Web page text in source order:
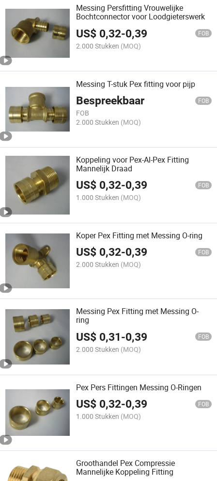
Messing Persfitting Vrouwelijke
Bochtconnector voor Loodgieterswerk
US$ 0,32-0,39 FOB
2.000 Stukken (MOQ)
Messing T-stuk Pex fitting voor pijp
Bespreekbaar FOB
FOB
2.000 Stukken (MOQ)
Koppeling voor Pex-Al-Pex Fitting
Mannelijk Draad
US$ 0,32-0,39 FOB
1.000 Stukken (MOQ)
Koper Pex Fitting met Messing O-ring
US$ 0,32-0,39 FOB
2.000 Stukken (MOQ)
Messing Pex Fitting met Messing O-
ring
US$ 0,31-0,39 FOB
2.000 Stukken (MOQ)
Pex Pers Fittingen Messing O-Ringen
US$ 0,32-0,39 FOB
1.000 Stukken (MOQ)
Groothandel Pex Compressie
Mannelijke Koppeling Fitting